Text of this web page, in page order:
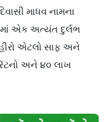
માધવ નામના
એક અત્યંત દુર્લભ
એટલો સાફ અને
અને ૪૦ લાખ